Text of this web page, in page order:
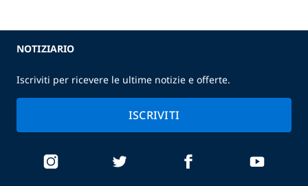
NOTIZIARIO
Iscriviti per ricevere le ultime notizie e offerte.
ISCRIVITI